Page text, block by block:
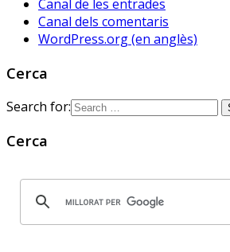
#HistòriesEscola3Cat
@socmestre.bsky.social⋅2y
Aquí ja hem fet les proves. A
no protegirem les dades dels
www.deia.eus/actualidad/s...
Canal de les entrades
Canal dels comentaris
WordPress.org (en anglès)
Cerca
Search for:
Cerca